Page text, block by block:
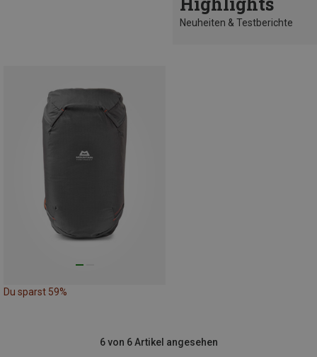
Neuheiten & Testberichte
Du sparst 59%
6 von 6 Artikel angesehen